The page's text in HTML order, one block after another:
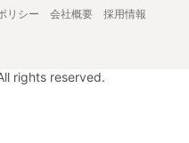
リシー 会社概要
採用情報
rights reserved.